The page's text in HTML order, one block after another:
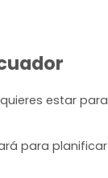
estar para
para planificar